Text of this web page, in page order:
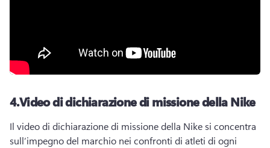
4.Video di dichiarazione di missione della Nike
Il video di dichiarazione di missione della Nike si concentra
sull’impegno del marchio nei confronti di atleti di ogni